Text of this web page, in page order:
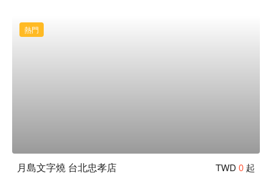
熱門
月島文字燒 台北忠孝店 TWD 0 起